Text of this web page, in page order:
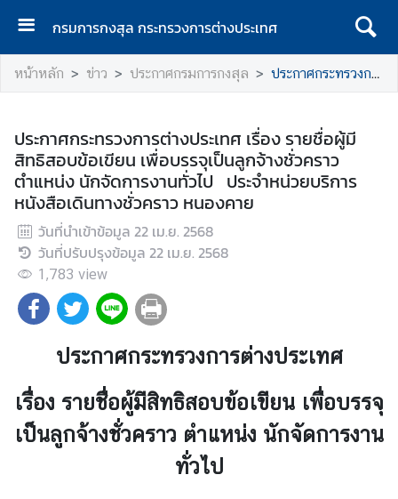
กรมการกงสุล กระทรวงการต่างประเทศ
ห
น้
ร
ก
ก
ร
ม
ก
า
ร
ล
หน้าหลัก ข่าว ประกาศกรมการกงสุล ประกาศกระทรวงการต่างประเทศ เรื่อง รายชื่อผู้มีสิทธิสอบข้อเขียน เพื่อบรรจุเป็นลูกจ้างชั่วคราว ตำแหน่ง นักจัดการงานทั่วไป ประจำหน่วยบริการหนังสือเดินทางชั่วคราว หนองคาย
ประกาศกระทรวงการต่างประเทศ เรื่อง รายชื่อผู้มี
สิทธิสอบข้อเขียน เพื่อบรรจุเป็นลูกจ้างชั่วคราว
ตำแหน่ง นักจัดการงานทั่วไป ประจำหน่วยบริการ
หนังสือเดินทางชั่วคราว หนองคาย
วันที่นำเข้าข้อมูล 22 เม.ย. 2568
วันที่ปรับปรุงข้อมูล 22 เม.ย. 2568
1,783 view
ประกาศกระทรวงการต่างประเทศ
เรื่อง รายชื่อผู้มีสิทธิสอบข้อเขียน เพื่อบรรจุ
เป็นลูกจ้างชั่วคราว ตำแหน่ง นักจัดการงาน
ทั่วไป